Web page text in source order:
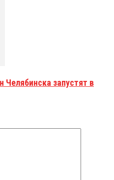
Челябинска запустят в